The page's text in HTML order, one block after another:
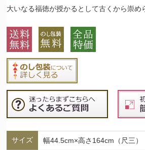
大いなる福徳が授かるとして古くから崇め
サイズ 幅44.5cm×高さ164cm（尺三）